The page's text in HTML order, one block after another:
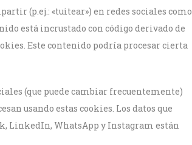
(p.ej.: «tuitear») en redes sociales como
está incrustado con código derivado de
Este contenido podría procesar cierta
(que puede cambiar frecuentemente)
usando estas cookies. Los datos que
LinkedIn, WhatsApp y Instagram están